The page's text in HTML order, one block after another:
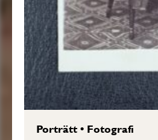
Porträtt• Fotografi